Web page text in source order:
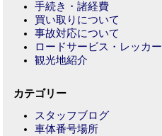
手続き・諸経費
買い取りについて
事故対応について
ロードサービス・レッカー
観光地紹介
カテゴリー
スタッフブログ
車体番号場所